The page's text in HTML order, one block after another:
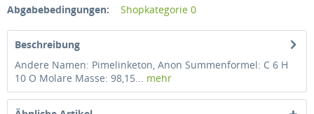
Abgabebedingungen:
Shopkategorie 0
Beschreibung
Andere Namen: Pimelinketon, Anon Summenformel: C 6 H
10 O Molare Masse: 98,15... mehr